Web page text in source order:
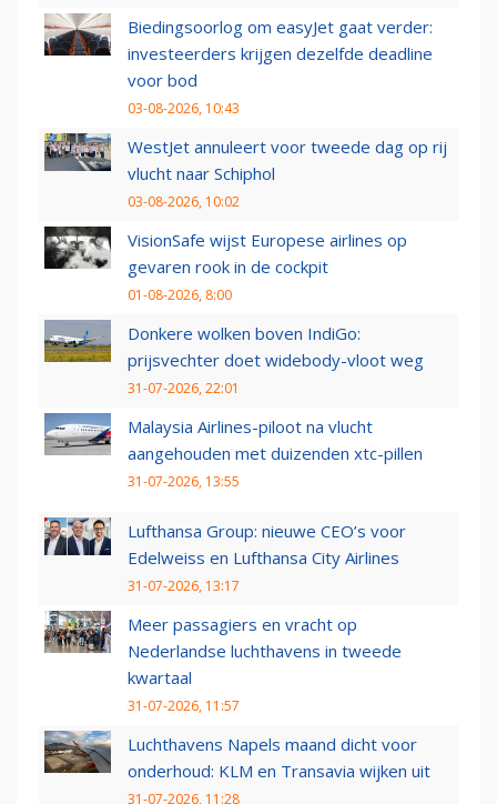
Biedingsoorlog om easyJet gaat verder:
investeerders krijgen dezelfde deadline
voor bod
03-08-2026, 10:43
WestJet annuleert voor tweede dag op rij
vlucht naar Schiphol
03-08-2026, 10:02
VisionSafe wijst Europese airlines op
gevaren rook in de cockpit
01-08-2026, 8:00
Donkere wolken boven IndiGo:
prijsvechter doet widebody-vloot weg
31-07-2026, 22:01
Malaysia Airlines-piloot na vlucht
aangehouden met duizenden xtc-pillen
31-07-2026, 13:55
Lufthansa Group: nieuwe CEO’s voor
Edelweiss en Lufthansa City Airlines
31-07-2026, 13:17
Meer passagiers en vracht op
Nederlandse luchthavens in tweede
kwartaal
31-07-2026, 11:57
Luchthavens Napels maand dicht voor
onderhoud: KLM en Transavia wijken uit
31-07-2026, 11:28